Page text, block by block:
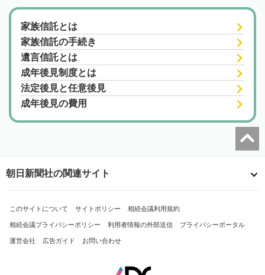
家族信託とは
家族信託の手続き
遺言信託とは
成年後見制度とは
法定後見と任意後見
成年後見の費用
朝日新聞社の関連サイト
このサイトについて サイトポリシー 相続会議利用規約
相続会議プライバシーポリシー 利用者情報の外部送信 プライバシーポータル
運営会社 広告ガイド お問い合わせ